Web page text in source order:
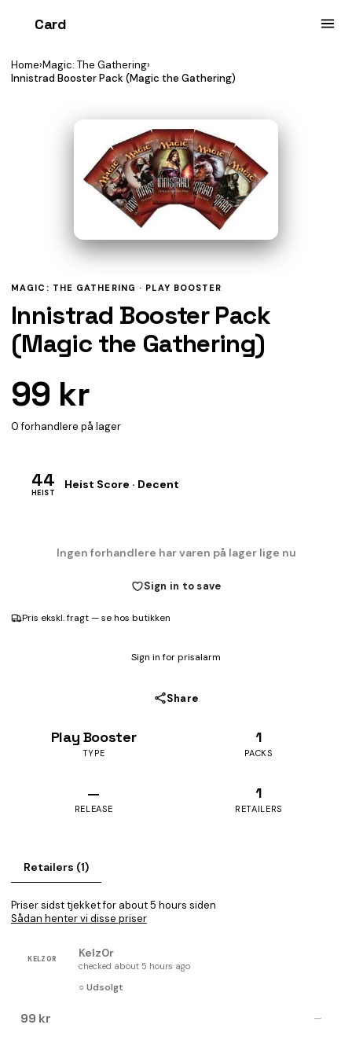
Card
Home›Magic: The Gathering›
Innistrad Booster Pack (Magic the Gathering)
MAGIC: THE GATHERING · PLAY BOOSTER
Innistrad Booster Pack
(Magic the Gathering)
99 kr
0 forhandlere på lager
44
HEIST
Heist Score · Decent
Ingen forhandlere har varen på lager lige nu
Sign in to save
Pris ekskl. fragt — se hos butikken
Sign in for prisalarm
Share
Play Booster
TYPE
1
PACKS
—
RELEASE
1
RETAILERS
Retailers (1)
Priser sidst tjekket for about 5 hours siden
Sådan henter vi disse priser
KELZ0R Kelz0r
checked about 5 hours ago
○ Udsolgt
99 kr —